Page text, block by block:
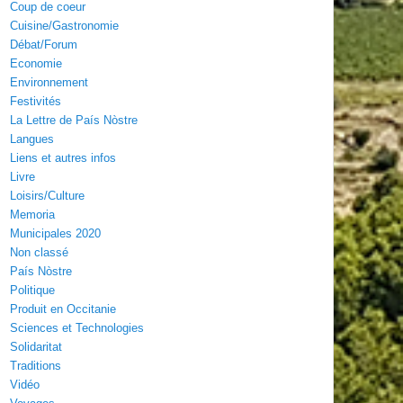
Coup de coeur
Cuisine/Gastronomie
Débat/Forum
Economie
Environnement
Festivités
La Lettre de País Nòstre
Langues
Liens et autres infos
Livre
Loisirs/Culture
Memoria
Municipales 2020
Non classé
País Nòstre
Politique
Produit en Occitanie
Sciences et Technologies
Solidaritat
Traditions
Vidéo